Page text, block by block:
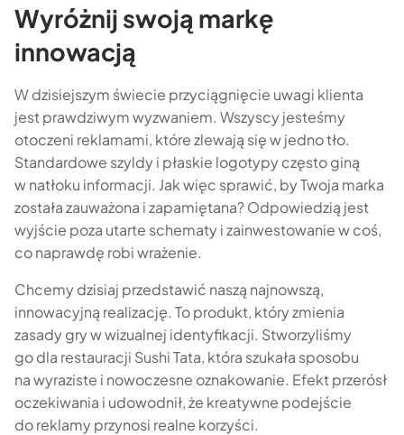
Wyróżnij swoją markę
innowacją
W dzisiejszym świecie przyciągnięcie uwagi klienta
jest prawdziwym wyzwaniem. Wszyscy jesteśmy
otoczeni reklamami, które zlewają się w jedno tło.
Standardowe szyldy i płaskie logotypy często giną
w natłoku informacji. Jak więc sprawić, by Twoja marka
została zauważona i zapamiętana? Odpowiedzią jest
wyjście poza utarte schematy i zainwestowanie w coś,
co naprawdę robi wrażenie.
Chcemy dzisiaj przedstawić naszą najnowszą,
innowacyjną realizację. To produkt, który zmienia
zasady gry w wizualnej identyfikacji. Stworzyliśmy
go dla restauracji Sushi Tata, która szukała sposobu
na wyraziste i nowoczesne oznakowanie. Efekt przerósł
oczekiwania i udowodnił, że kreatywne podejście
do reklamy przynosi realne korzyści.